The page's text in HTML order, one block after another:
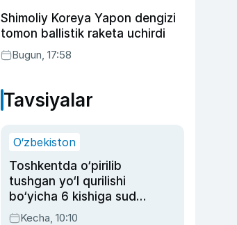
Shimoliy Koreya Yapon dengizi
tomon ballistik raketa uchirdi
Bugun, 17:58
Tavsiyalar
O‘zbekiston
Toshkentda o‘pirilib
tushgan yo‘l qurilishi
bo‘yicha 6 kishiga sud
hukmi o‘qildi
Kecha, 10:10